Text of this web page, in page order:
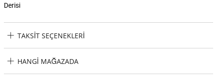
Derisi
TAKSIT SEÇENEKLERI
HANGI MAĞAZADA